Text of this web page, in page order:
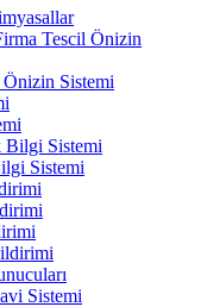
Tescil Önizin
Sistemi
Bilgi Sistemi
Sistemi
Sistemi